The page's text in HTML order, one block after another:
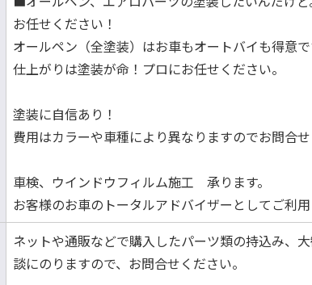
お任せください！
オールペン（全塗装）はお車もオートバイも得意で
仕上がりは塗装が命！プロにお任せください。
塗装に自信あり！
費用はカラーや車種により異なりますのでお問合せ
車検、ウインドウフィルム施工 承ります。
お客様のお車のトータルアドバイザーとしてご利用
ネットや通販などで購入したパーツ類の持込み、
談にのりますので、お問合せください。